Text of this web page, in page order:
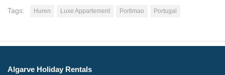
Tags: Huren Luxe Appartement Portimao Portugal
Algarve Holiday Rentals